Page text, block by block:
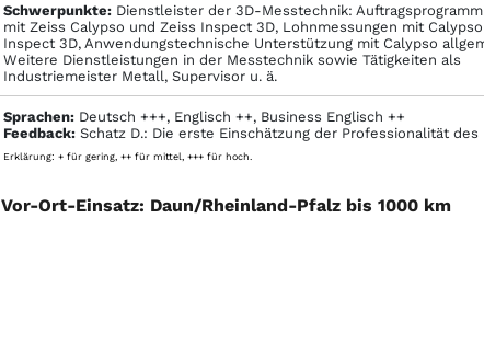
Schwerpunkte:Dienstleister der 3D-Messtechnik:
mit Zeiss Calypso und Zeiss Inspect 3D, Lohnmessungen mit
Inspect 3D, Anwendungstechnische Unterstützung mit Calypso
Weitere Dienstleistungen in der Messtechnik sowie Tätigkeiten als
Industriemeister Metall, Supervisor u. ä.
Sprachen:Deutsch +++, Englisch ++, Business Englisch ++
Feedback:Schatz D.: Die erste Einschätzung der Professionalität des
Erklärung: + für gering, ++ für mittel, +++ für hoch.
Vor-Ort-Einsatz: Daun/Rheinland-Pfalz bis 1000 km